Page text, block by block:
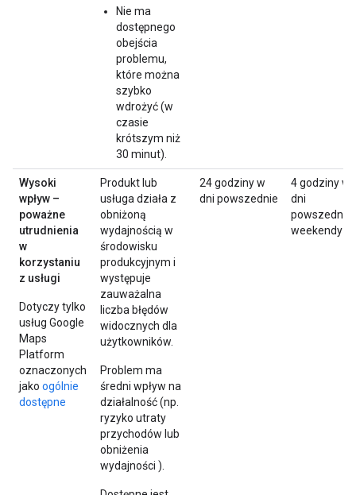
Nie ma
dostępnego
obejścia
problemu,
które można
szybko
wdrożyć (w
czasie
krótszym niż
30 minut).
Wysoki
wpływ –
poważne
utrudnienia
w
korzystaniu
z usługi
Dotyczy tylko
usług Google
Maps
Platform
oznaczonych
jako ogólnie
dostępne
Produkt lub
usługa działa z
obniżoną
wydajnością w
środowisku
produkcyjnym i
występuje
zauważalna
liczba błędów
widocznych dla
użytkowników.
Problem ma
średni wpływ na
działalność (np.
ryzyko utraty
przychodów lub
obniżenia
wydajności ).
24 godziny w
dni powszednie
4 godziny w
dni
powszednie i
weekendy